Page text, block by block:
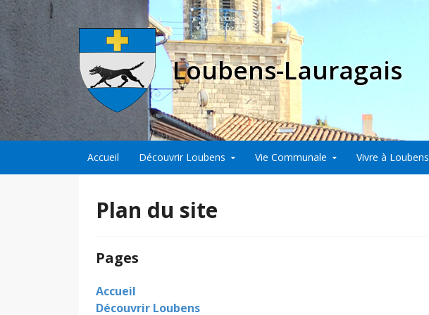
Loubens-Lauragais
Accueil Découvrir Loubens Vie Communale Vivre à Loubens
Plan du site
Pages
Accueil
Découvrir Loubens